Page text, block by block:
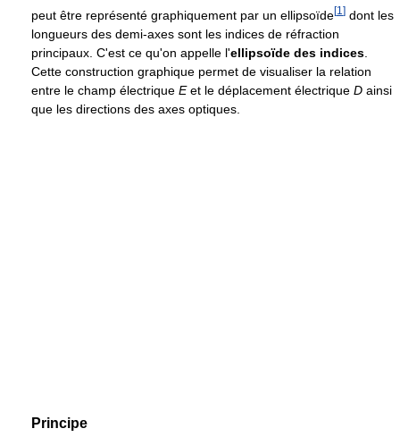
peut être représenté graphiquement par un ellipsoïde[1 ] dont les
longueurs des demi-axes sont les indices de réfraction
principaux. C'est ce qu'on appelle l'ellipsoïde des indices
Cette construction graphique permet de visualiser la relation
entre le champ électrique Eet le déplacement électrique D ainsi
que les directions des axes optiques.
Principe